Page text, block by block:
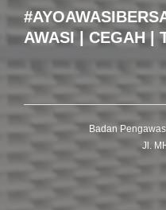
AWASI | CEGAH |
Badan
Jl.